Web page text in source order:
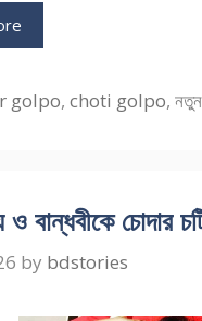
golpo,choti golpo,নতুন
ও বান্ধবীকে চোদার
by bdstories